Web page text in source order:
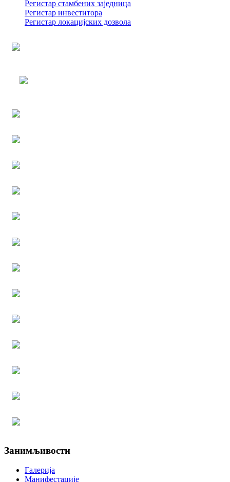
Регистар стамбених заједница
Регистар инвеститора
Регистар локацијских дозвола
Занимљивости
Галерија
Манифестације